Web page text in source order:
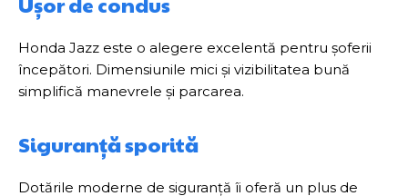
Honda Jazz este o alegere excelentă pentru șoferii
începători. Dimensiunile mici și vizibilitatea bună
simplifică manevrele și parcarea.
Siguranță sporită
Dotările moderne de siguranță îi oferă un plus de